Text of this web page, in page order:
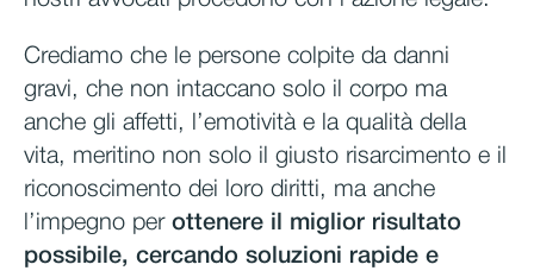
Crediamo che le persone colpite da danni
gravi, che non intaccano solo il corpo ma
anche gli affetti, l’emotività e la qualità della
vita, meritino non solo il giusto risarcimento e il
riconoscimento dei loro diritti, ma anche
l’impegno per ottenere il miglior risultato
possibile, cercando soluzioni rapide e